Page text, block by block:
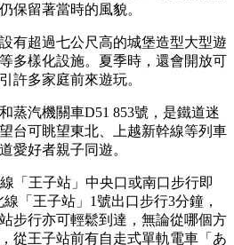
保留著當時的風貌。
有超過七公尺高的城堡造型大型遊
多樣化設施。夏季時，還會開放可
許多家庭前來遊玩。
蒸汽機關車D51 853號，是鐵道迷
台可眺望東北、上越新幹線等列車
愛好者親子同遊。
「王子站」中央口或南口步行即
「王子站」1號出口步行3分鐘，
步行亦可輕鬆到達，無論從哪個方
從王子站前有自走式單軌電車「あ